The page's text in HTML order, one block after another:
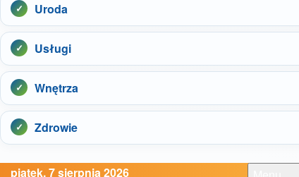
Uroda
Usługi
Wnętrza
Zdrowie
piątek, 7 sierpnia 2026